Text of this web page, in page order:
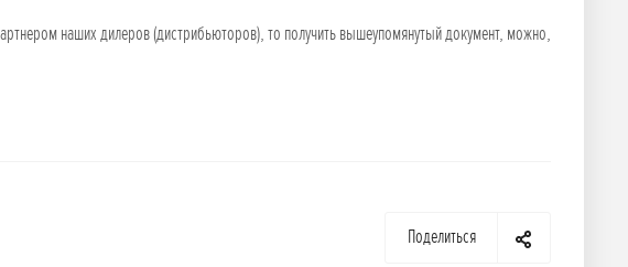
наших дилеров (дистрибьюторов), то получить вышеупомянутый документ, можно,
Поделиться